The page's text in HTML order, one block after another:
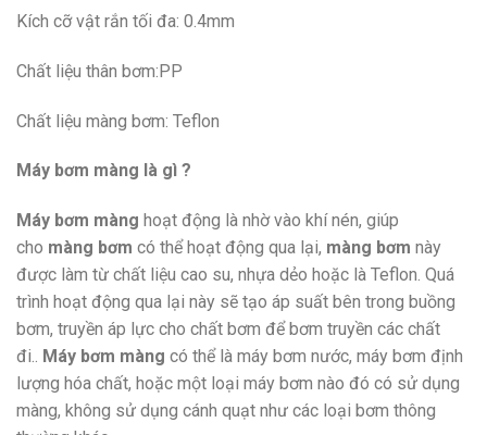
Kích cỡ vật rắn tối đa: 0.4mm
Chất liệu thân bơm:PP
Chất liệu màng bơm: Teflon
Máy bơm màng là gì ?
Máy bơm màng hoạt động là nhờ vào khí nén, giúp
cho màng bơm có thể hoạt động qua lại, màng bơm này
được làm từ chất liệu cao su, nhựa dẻo hoặc là Teflon. Quá
trình hoạt động qua lại này sẽ tạo áp suất bên trong buồng
bơm, truyền áp lực cho chất bơm để bơm truyền các chất
đi.. Máy bơm màng có thể là máy bơm nước, máy bơm định
lượng hóa chất, hoặc một loại máy bơm nào đó có sử dụng
màng, không sử dụng cánh quạt như các loại bơm thông